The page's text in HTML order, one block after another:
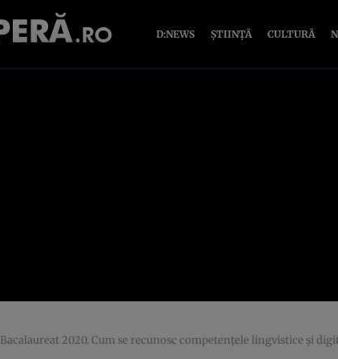
D:NEWS ȘTIINȚĂ CULTURĂ
Bacalaureat 2020. Cum se recunosc competențele lingvistice și